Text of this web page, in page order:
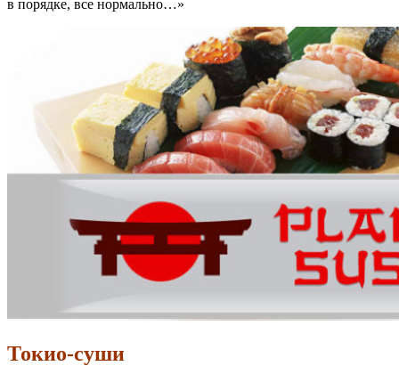
в порядке, все нормально…»
Токио-суши